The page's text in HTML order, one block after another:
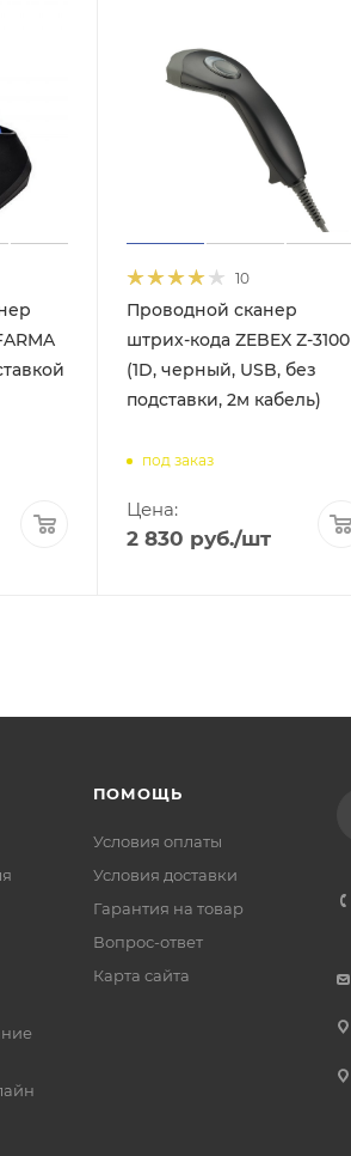
10
Проводной сканер
штрих-кода ZEBEX Z-3100
(1D, черный, USB, без
подставки, 2м кабель)
под заказ
Цена:
2 830 руб./шт
ПОМОЩЬ
Условия оплаты
Условия доставки
Гарантия на товар
Вопрос-ответ
Карта сайта